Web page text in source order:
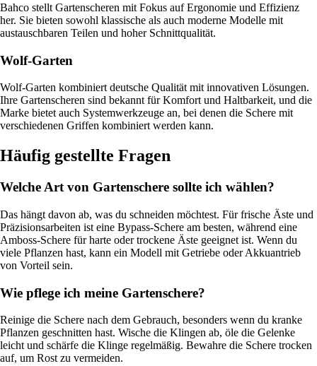
Bahco stellt Gartenscheren mit Fokus auf Ergonomie und Effizienz
her. Sie bieten sowohl klassische als auch moderne Modelle mit
austauschbaren Teilen und hoher Schnittqualität.
Wolf-Garten
Wolf-Garten kombiniert deutsche Qualität mit innovativen Lösungen.
Ihre Gartenscheren sind bekannt für Komfort und Haltbarkeit, und die
Marke bietet auch Systemwerkzeuge an, bei denen die Schere mit
verschiedenen Griffen kombiniert werden kann.
Häufig gestellte Fragen
Welche Art von Gartenschere sollte ich wählen?
Das hängt davon ab, was du schneiden möchtest. Für frische Äste und
Präzisionsarbeiten ist eine Bypass-Schere am besten, während eine
Amboss-Schere für harte oder trockene Äste geeignet ist. Wenn du
viele Pflanzen hast, kann ein Modell mit Getriebe oder Akkuantrieb
von Vorteil sein.
Wie pflege ich meine Gartenschere?
Reinige die Schere nach dem Gebrauch, besonders wenn du kranke
Pflanzen geschnitten hast. Wische die Klingen ab, öle die Gelenke
leicht und schärfe die Klinge regelmäßig. Bewahre die Schere trocken
auf, um Rost zu vermeiden.